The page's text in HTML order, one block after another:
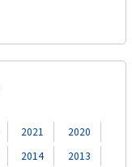
2021
2020
2014
2013